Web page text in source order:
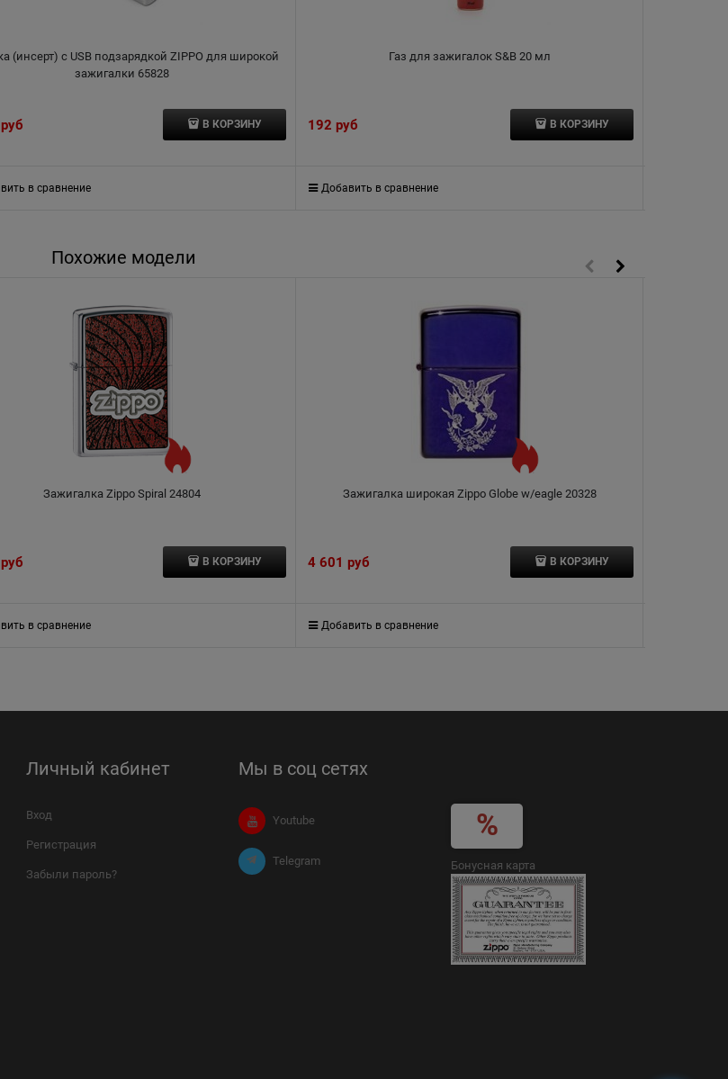
(инсерт) с USB подзарядкой ZIPPO для широкой
зажигалки 65828
руб В КОРЗИНУ
в сравнение
Газ для зажигалок S&B 20 мл
192 руб В КОРЗИНУ
Добавить в сравнение
Похожие модели
Зажигалка Zippo Spiral 24804
руб В КОРЗИНУ
в сравнение
Зажигалка широкая Zippo Globe w/eagle 20328
4 601 руб В КОРЗИНУ
Добавить в сравнение
Личный кабинет
Вход
Регистрация
Забыли пароль?
Мы в соц сетях
Youtube
Telegram Бонусная карта